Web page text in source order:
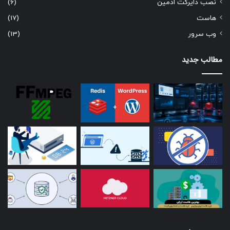
نصب دایرکت ادمین
(6)
هاست
(17)
وب سرور
(13)
مطالب جدید